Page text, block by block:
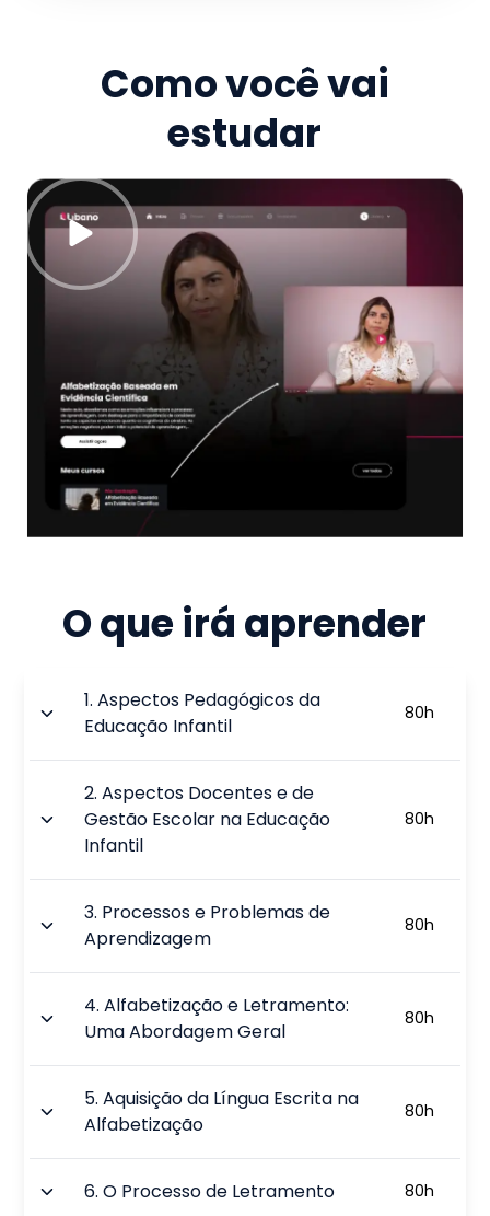
Como você vai
estudar
O que irá aprender
1.Aspectos Pedagógicos da
Educação Infantil
80h
2.Aspectos Docentes e de
Gestão Escolar na Educação
Infantil
80h
3. Processos e Problemas de
Aprendizagem
80h
4.Alfabetização e Letramento:
Uma Abordagem Geral
80h
5.Aquisição da Língua Escrita na
Alfabetização
80h
6.O Processo de Letramento 80h